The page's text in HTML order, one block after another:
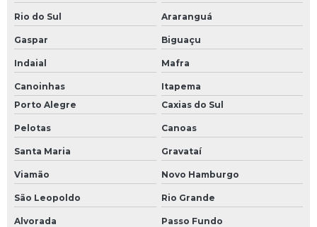
Rio do Sul Araranguá
Gaspar Biguaçu
Indaial Mafra
Canoinhas
Itapema
Porto Alegre
Caxias do Sul
Pelotas Canoas
Santa Maria Gravataí
Viamão Novo Hamburgo
São Leopoldo Rio Grande
Alvorada Passo Fundo